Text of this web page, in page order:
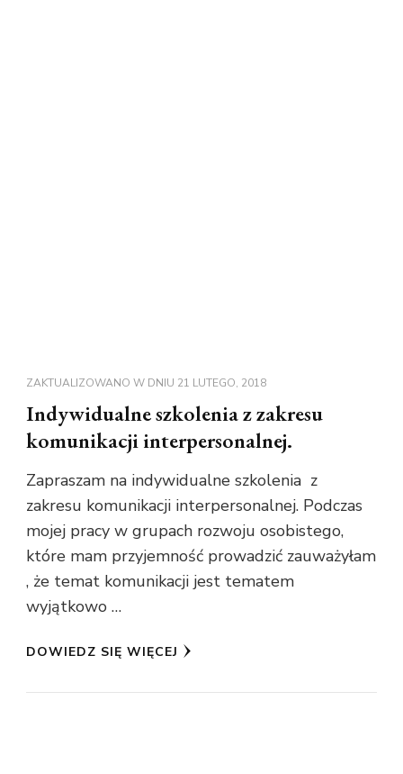
ZAKTUALIZOWANO W DNIU 21 LUTEGO, 2018
Indywidualne szkolenia z zakresu
komunikacji interpersonalnej.
Zapraszam na indywidualne szkolenia z
zakresu komunikacji interpersonalnej. Podczas
mojej pracy w grupach rozwoju osobistego,
które mam przyjemność prowadzić zauważyłam
, że temat komunikacji jest tematem
wyjątkowo …
DOWIEDZ SIĘ WIĘCEJ